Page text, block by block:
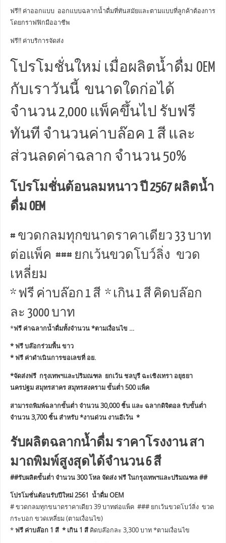
ฟรี!! ค่าออกแบบ ออกแบบฉลากน้ำดื่มที่ทันสมัยและตามแบบที่ลูกค้าต้องการ
โดยกราฟฟิกมืออาชีพ
ฟรี!! ค่าบริการจัดส่ง
โปรโมชั่นใหม่ เมื่อผลิตน้ำดื่ม OEM
กับเราวันนี้ ขนาดใดก่อได้
จำนวน 2,000 แพ็คขึ้นไป รับฟรี
ทันที จำนวนค่าบล๊อค 1 สี และ
ส่วนลดค่าฉลาก จำนวน 50%
โปรโมชั่นต้อนลมหนาว ปี 2567 ผลิตน้ำ
ดื่ม OEM
# ขวดกลมทุกขนาดราคาเดียว 33 บาท
ต่อแพ็ค ### ยกเว้นขวดโบว์ลิ่ง ขวด
เหลี่ยม
* ฟรี ค่าบล๊อก 1 สี * เกิน 1 สี คิดบล๊อก
ละ 3000 บาท
*ฟรี ค่าฉลากน้ำดื่มทั้งจำนวน *ตามเงื่อนไข …
* ฟรี บล๊อกร่วมพื้น ขาว
* ฟรี ค่าดำเนินการขอเลขที่ อย.
*จัดส่งฟรี กรุงเทพฯและปริมณฑล ยกเว้น ชลบุรี ฉะเชิงเทรา อยุธยา
นครปฐม สมุทรสาคร สมุทรสงคราม ขั้นต่ำ 500 แพ็ค
สามารถพิมพ์ฉลากขั้นต่ำ จำนวน 30,000 ชิ้น และ ฉลากดิจิตอล รับขั้นต่ำ
จำนวน 3,700 ชิ้น สำหรับ *งานด่วน งานอีเว้น *
รับผลิตฉลากน้ำดื่ม ราคาโรงงาน สา
มาถพิมพ์สูงสุดได้จำนวน 6 สี
##รับผลิตขั้นต่ำ จำนวน 300 โหล จัดส่ง ฟรี ในกรุงเทพฯและปริมณฑล ##
โปรโมชั่นต้อนรับปีใหม่ 2561 น้ำดื่ม OEM
# ขวดกลมทุกขนาดราคาเดียว 39 บาทต่อแพ็ค ### ยกเว้นขวดโบว์ลิ่ง ขวด
กระบอก ขวดเหลี่ยม (ตามเงื่อนไข)
*ฟรี ค่าบล๊อก 1 สี * เกิน 1 สี คิดบล๊อกละ 3,300 บาท *ตามเงื่อนไข